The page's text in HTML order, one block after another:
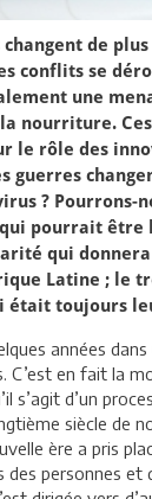
changent de
conflits se
une
la nourriture.
le rôle des
guerres
?
pourrait être
qui donnera
Latine ; le
était toujours
années
C’est en fait la
s’agit d’un
siècle de
ère a pris
des personnes